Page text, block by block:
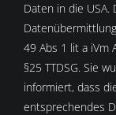
Daten in die USA.
49 Abs 1 lit a iVm
§25 TTDSG. Sie
informiert, dass
entsprechendes